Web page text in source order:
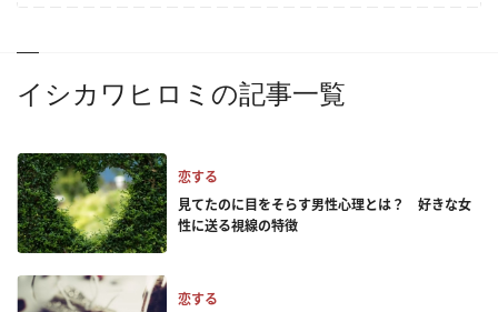
イシカワヒロミの記事一覧
恋する
見てたのに目をそらす男性心理とは？ 好きな女
性に送る視線の特徴
恋する